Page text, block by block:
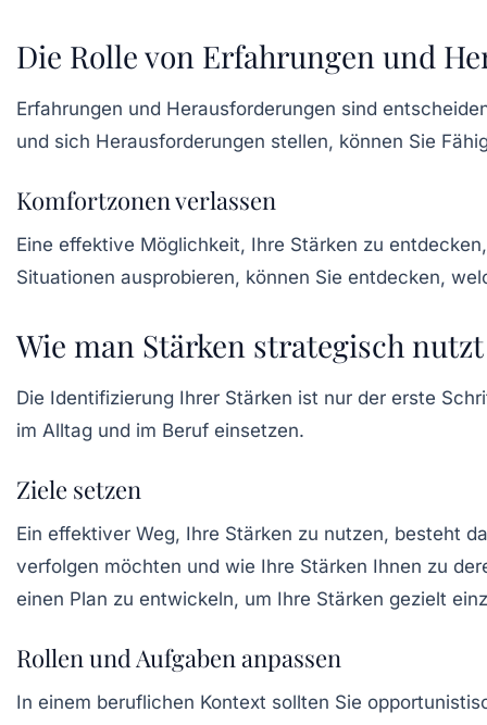
Die Rolle von Erfahrungen und
Erfahrungen und Herausforderungen sind
und sich Herausforderungen stellen, können Sie
Komfortzonen verlassen
Eine effektive Möglichkeit, Ihre Stärken zu
Situationen ausprobieren, können Sie entdecken,
Wie man Stärken strategisch nutzt
Die Identifizierung Ihrer Stärken ist nur der erste
im Alltag und im Beruf einsetzen.
Ziele setzen
Ein effektiver Weg, Ihre Stärken zu nutzen, besteht
verfolgen möchten und wie Ihre Stärken Ihnen zu
einen Plan zu entwickeln, um Ihre Stärken gezielt
Rollen und Aufgaben anpassen
In einem beruflichen Kontext sollten Sie